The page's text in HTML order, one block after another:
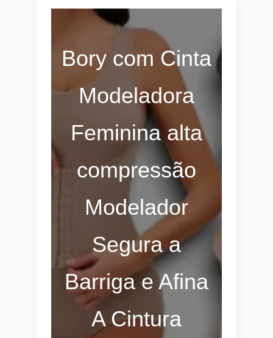
Bory com Cinta
Modeladora
Feminina alta
compressão
Modelador
Segura a
Barriga e Afina
A Cintura